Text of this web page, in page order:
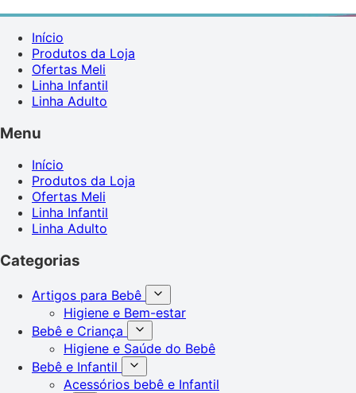
Início
Produtos da Loja
Ofertas Meli
Linha Infantil
Linha Adulto
Menu
Início
Produtos da Loja
Ofertas Meli
Linha Infantil
Linha Adulto
Categorias
Artigos para Bebê
Higiene e Bem-estar
Bebê e Criança
Higiene e Saúde do Bebê
Bebê e Infantil
Acessórios bebê e Infantil